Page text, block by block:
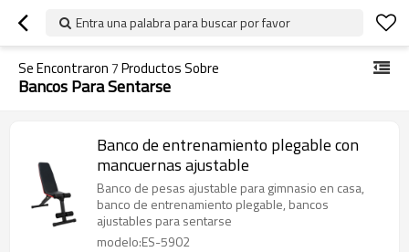
Entra una palabra para buscar por favor
Se Encontraron7Productos Sobre
Bancos Para Sentarse
Banco de entrenamiento plegable con
mancuernas ajustable
Banco de pesas ajustable para gimnasio en casa,
banco de entrenamiento plegable, bancos
ajustables para sentarse
modelo:ES-5902